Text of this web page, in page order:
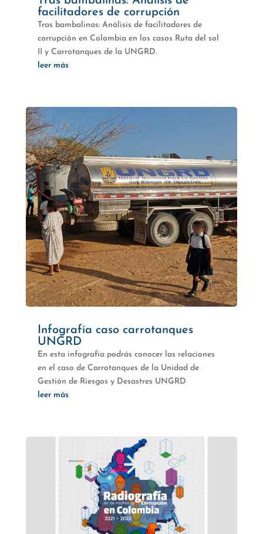
facilitadores de corrupción
Tras bambalinas: Análisis de facilitadores de
corrupción en Colombia en los casos Ruta del sol
II y Carrotanques de la UNGRD.
leer más
Infografía caso carrotanques
UNGRD
En esta infografía podrás conocer las relaciones
en el caso de Carrotanques de la Unidad de
Gestión de Riesgos y Desastres UNGRD
leer más